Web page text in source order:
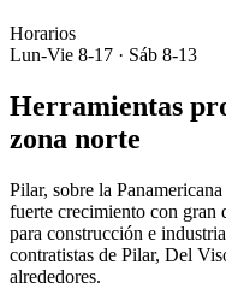
Horarios
Lun-Vie 8-17 · Sáb 8-13
Herramientas
zona norte
Pilar, sobre la
fuerte crecimiento con gran
para construcción e
contratistas de Pilar, Del
alrededores.